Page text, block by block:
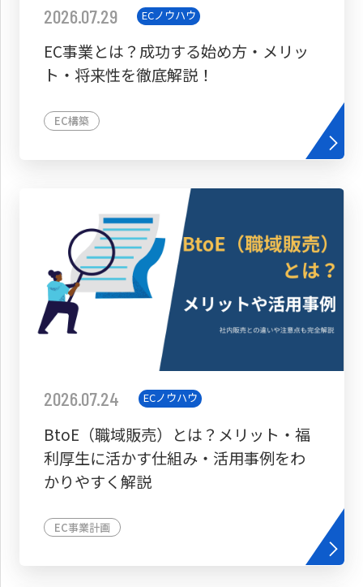
2026.07.29 ECノウハウ
EC事業とは？成功する始め方・メリッ
ト・将来性を徹底解説！
EC構築
2026.07.24 ECノウハウ
BtoE（職域販売）とは？メリット・福
利厚生に活かす仕組み・活用事例をわ
かりやすく解説
EC事業計画